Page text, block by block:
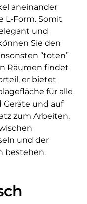
aneinander
L-Form. Somit
und
Sie den
“toten”
Räumen findet
er bietet
für alle
und auf
zum Arbeiten.
und der
bestehen.